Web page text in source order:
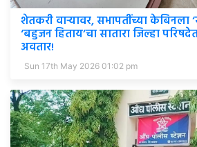
शेतकरी वाऱ्यावर, सभापतींच्या केबिनला
‘बहुजन हिताय’चा सातारा जिल्हा
अवतार!
Sun 17th May 2026 01:02 pm